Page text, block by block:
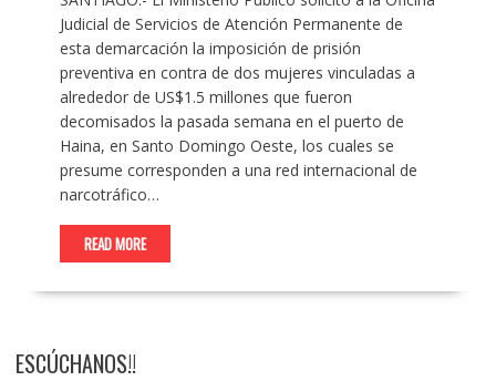
Judicial de Servicios de Atención Permanente de
esta demarcación la imposición de prisión
preventiva en contra de dos mujeres vinculadas a
alrededor de US$1.5 millones que fueron
decomisados la pasada semana en el puerto de
Haina, en Santo Domingo Oeste, los cuales se
presume corresponden a una red internacional de
narcotráfico…
READ MORE
ESCÚCHANOS!!